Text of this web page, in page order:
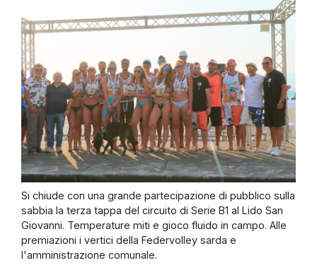
Si chiude con una grande partecipazione di pubblico sulla
sabbia la terza tappa del circuito di Serie B1 al Lido San
Giovanni. Temperature miti e gioco fluido in campo. Alle
premiazioni i vertici della Federvolley sarda e
l'amministrazione comunale.